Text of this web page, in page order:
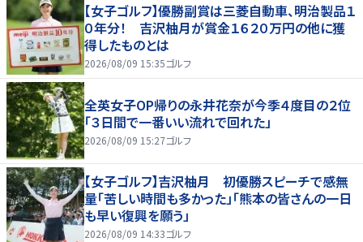
【女子ゴルフ】優勝副賞は三菱自動車、明治製品１
０年分！ 吉沢柚月が賞金１６２０万円の他に獲
得したものとは
2026/08/09 15:35ゴルフ
全英女子OP帰りの永井花奈が今季４度目の２位
「３日間で一番いい流れで回れた」
2026/08/09 15:27ゴルフ
【女子ゴルフ】吉沢柚月 初優勝スピーチで感無
量「苦しい時間も多かった」「熊本の皆さんの一日
も早い復興を願う」
2026/08/09 14:33ゴルフ